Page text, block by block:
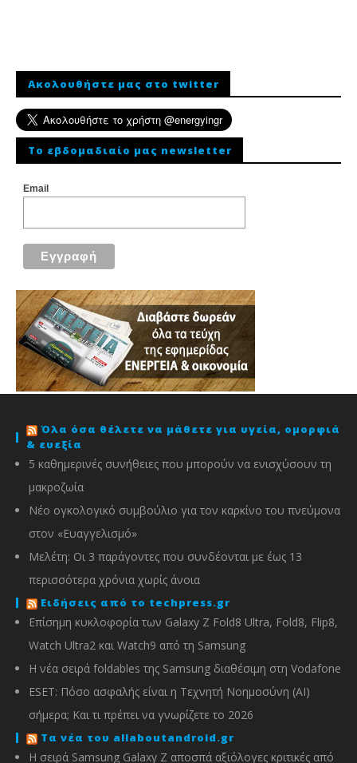
Ακολουθήστε μας στο twitter
To εβδομαδιαίο μας newsletter
Email
Όλα όσα θέλετε να μάθετε για υγεία, ομορφιά
& ευεξία
5 καθημερινές συνήθειες που μπορούν να ενισχύσουν τη
μακροζωία
Νέο ογκολογικό συμβούλιο για τον καρκίνο του πνεύμονα
στον «Ευαγγελισμό»
Μελέτη: Οι 3 παράγοντες που συνδέονται με έως 13
περισσότερα χρόνια χωρίς άνοια
Ειδήσεις από το techpress.gr
Επίσημη κυκλοφορία των Galaxy Z Fold8 Ultra, Fold8, Flip8,
Watch Ultra2 και Watch9 από τη Samsung
Η νέα σειρά foldables της Samsung διαθέσιμη στη Vodafone
ESET: Πόσο ασφαλής είναι η Τεχνητή Νοημοσύνη (AI)
σήμερα; Και τι πρέπει να γνωρίζετε το 2026
Τα νέα του allaboutandroid.gr
Η σειρά Samsung Galaxy Z αποσπά αξιόλογες κριτικές από